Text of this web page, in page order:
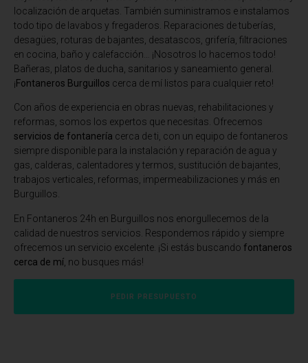
localización de arquetas. También suministramos e instalamos
todo tipo de lavabos y fregaderos. Reparaciones de tuberías,
desagües, roturas de bajantes, desatascos, grifería, filtraciones
en cocina, baño y calefacción… ¡Nosotros lo hacemos todo!
Bañeras, platos de ducha, sanitarios y saneamiento general.
¡Fontaneros Burguillos cerca de mí listos para cualquier reto!
Con años de experiencia en obras nuevas, rehabilitaciones y
reformas, somos los expertos que necesitas. Ofrecemos
servicios de fontanería cerca de ti, con un equipo de fontaneros
siempre disponible para la instalación y reparación de agua y
gas, calderas, calentadores y termos, sustitución de bajantes,
trabajos verticales, reformas, impermeabilizaciones y más en
Burguillos.
En Fontaneros 24h en Burguillos nos enorgullecemos de la
calidad de nuestros servicios. Respondemos rápido y siempre
ofrecemos un servicio excelente. ¡Si estás buscando fontaneros
cerca de mí , no busques más!
PEDIR PRESUPUESTO